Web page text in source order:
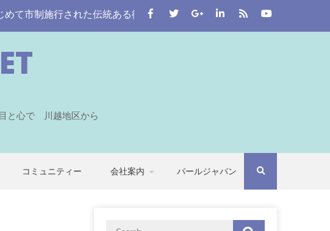
施行された伝統ある街。 この川越をはじめとする七つの自治体から埼
と心で 川越地区から
コミュニティー 会社案内 パールジャパン